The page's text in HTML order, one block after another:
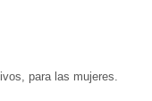
para las mujeres.